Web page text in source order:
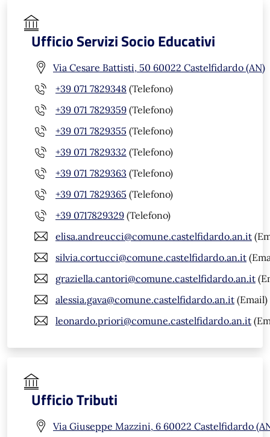
Ufficio Servizi Socio Educativi
Via Cesare Battisti, 50 60022 Castelfidardo (AN)
+39 071 7829348 (Telefono)
+39 071 7829359 (Telefono)
+39 071 7829355 (Telefono)
+39 071 7829332 (Telefono)
+39 071 7829363 (Telefono)
+39 071 7829365 (Telefono)
+39 0717829329 (Telefono)
elisa.andreucci@comune.castelfidardo.an.it
silvia.cortucci@comune.castelfidardo.an.it
graziella.cantori@comune.castelfidardo.an.it
alessia.gava@comune.castelfidardo.an.it (Email)
leonardo.priori@comune.castelfidardo.an.it
Ufficio Tributi
Via Giuseppe Mazzini, 6 60022 Castelfidardo